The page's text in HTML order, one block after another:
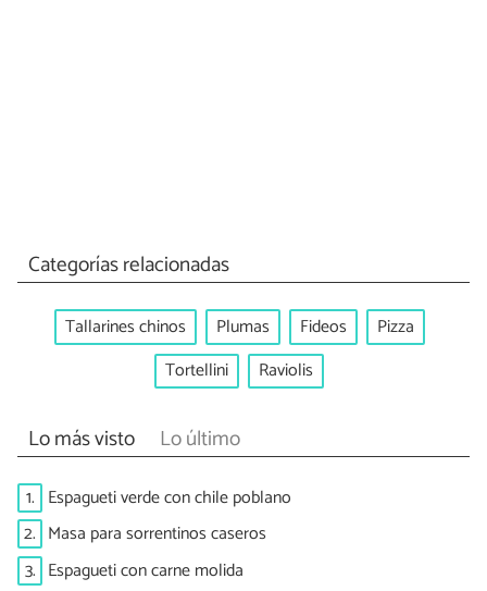
Categorías relacionadas
Tallarines chinos Plumas Fideos
Pizza
Tortellini
Raviolis
Lo más visto Lo último
1. Espagueti verde con chile poblano
2. Masa para sorrentinos caseros
3. Espagueti con carne molida